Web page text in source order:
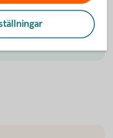
Bergslagens specialist